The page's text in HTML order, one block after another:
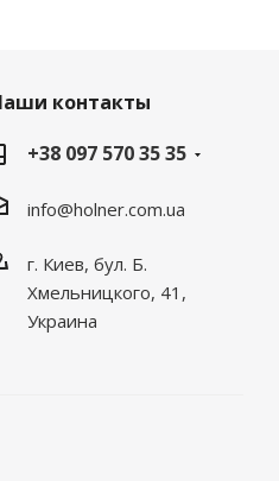
контакты
+38 097 570 35 35
info@holner.com.ua
г. Киев, бул. Б.
Хмельницкого, 41,
Украина